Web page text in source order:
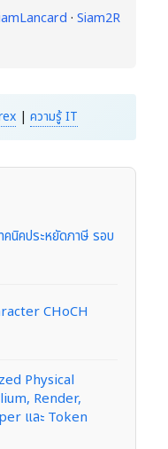
·Siam2R
| ความรู้ IT
นิคประหยัดภาษี รอบ
CHoCH
Physical
Render,
และ Token